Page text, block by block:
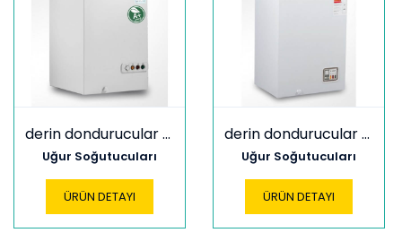
derin dondurucular ucf 160 l
Uğur Soğutucuları
ÜRÜN DETAYI
derin dondurucular ucf 160 s
Uğur Soğutucuları
ÜRÜN DETAYI